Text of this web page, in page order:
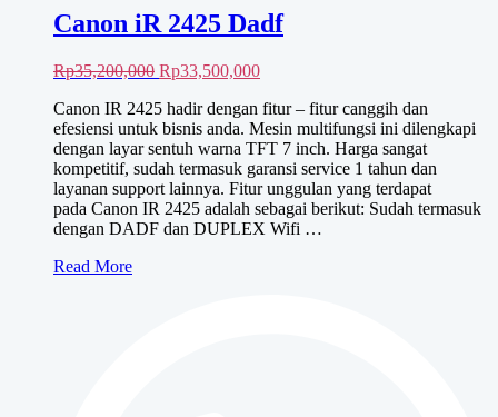
Canon iR 2425 Dadf
Rp35,200,000 Harga
adalah:
Rp35,200,000.
Rp33,500,000Harga
ini
adalah:
Rp33,500,000.
Canon IR 2425 hadir dengan fitur – fitur canggih dan
efesiensi untuk bisnis anda. Mesin multifungsi ini dilengkapi
dengan layar sentuh warna TFT 7 inch. Harga sangat
kompetitif, sudah termasuk garansi service 1 tahun dan
layanan support lainnya. Fitur unggulan yang terdapat
pada Canon IR 2425 adalah sebagai berikut: Sudah termasuk
dengan DADF dan DUPLEX Wifi …
Canon
Read More